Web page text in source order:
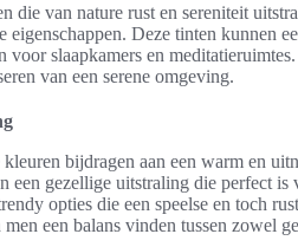
die van nature rust en sereniteit
Deze tinten kunnen
slaapkamers en
van een serene omgeving.
bijdragen aan een warm en
een gezellige uitstraling die perfect is
opties die een speelse en toch
men een balans vinden tussen zowel